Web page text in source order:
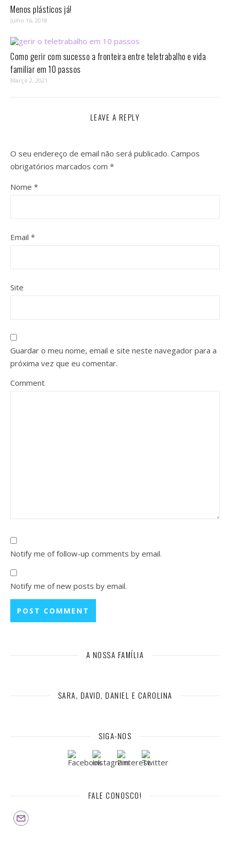
Menos plásticos já!
Julho 16, 2018
Como gerir com sucesso a fronteira entre teletrabalho e vida
familiar em 10 passos⁣
Março 2, 2021
LEAVE A REPLY
O seu endereço de email não será publicado. Campos
obrigatórios marcados com *
Nome *
Email *
Site
Guardar o meu nome, email e site neste navegador para a
próxima vez que eu comentar.
Comment
Notify me of follow-up comments by email.
Notify me of new posts by email.
A NOSSA FAMÍLIA
SARA, DAVID, DANIEL E CAROLINA
SIGA-NOS
FALE CONOSCO!